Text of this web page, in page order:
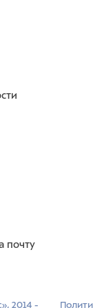
почту
2014 -